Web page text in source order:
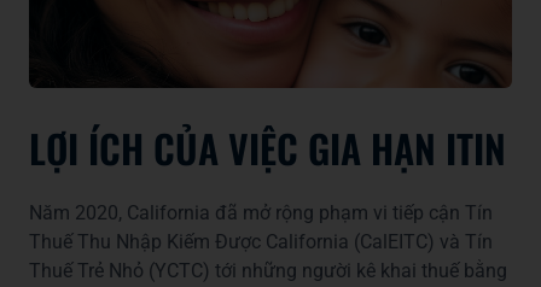
LỢI ÍCH CỦA VIỆC GIA HẠN ITIN
Năm 2020, California đã mở rộng phạm vi tiếp cận Tín
Thuế Thu Nhập Kiếm Được California (CalEITC) và Tín
Thuế Trẻ Nhỏ (YCTC) tới những người kê khai thuế bằng